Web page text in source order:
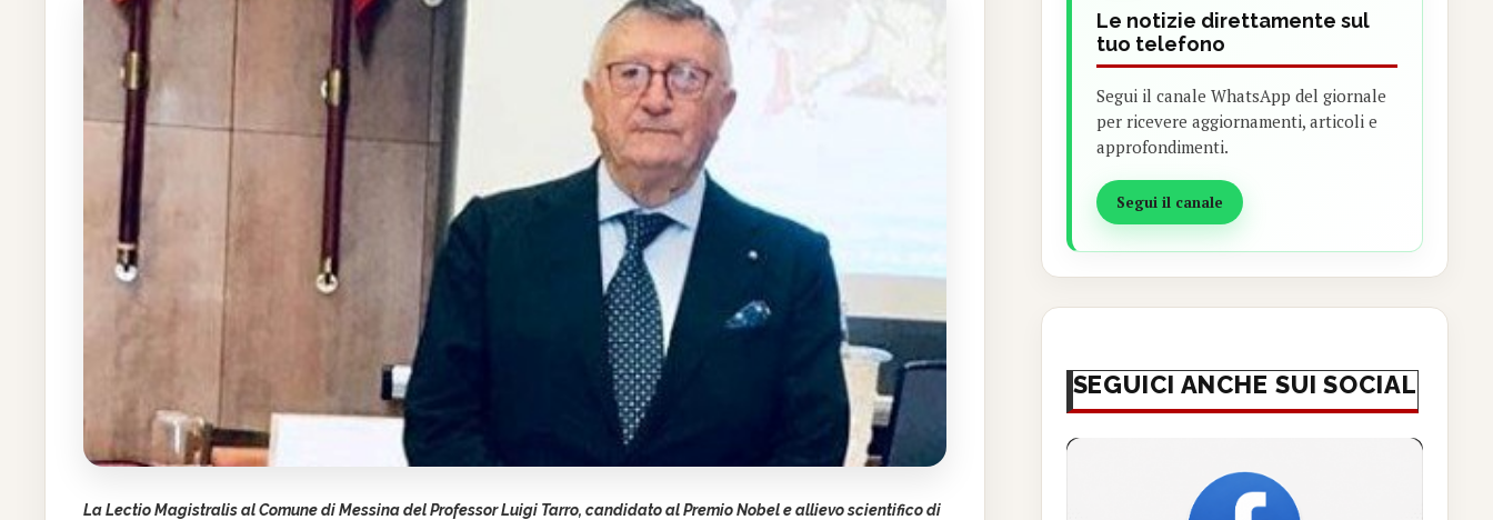
La Lectio Magistralis al Comune di Messina del Professor Luigi Tarro, candidato al Premio Nobel e allievo scientifico di
Le notizie direttamente sul
tuo telefono
Segui il canale WhatsApp del giornale
per ricevere aggiornamenti, articoli e
approfondimenti.
Segui il canale
SEGUICI ANCHE SUI SOCIAL